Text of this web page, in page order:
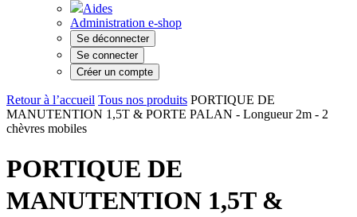
Aides
Administration e-shop
Se déconnecter
Se connecter
Créer un compte
Retour à l’accueil Tous nos produits PORTIQUE DE
MANUTENTION 1,5T & PORTE PALAN - Longueur 2m - 2
chèvres mobiles
PORTIQUE DE
MANUTENTION 1,5T &